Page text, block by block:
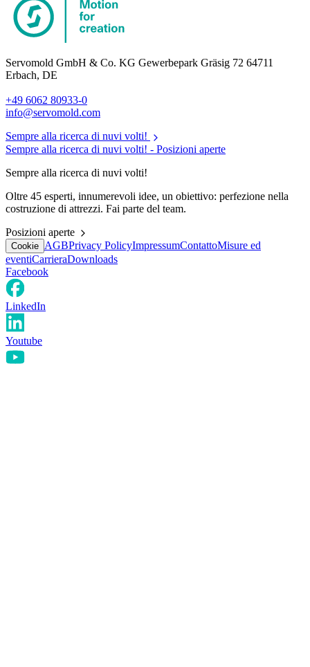
Servomold GmbH & Co. KG Gewerbepark Gräsig 72 64711
Erbach, DE
+49 6062 80933-0
info@servomold.com
Sempre alla ricerca di nuvi volti!
Sempre alla ricerca di nuvi volti! - Posizioni aperte
Sempre alla ricerca di nuvi volti!
Oltre 45 esperti, innumerevoli idee, un obiettivo: perfezione nella
costruzione di attrezzi. Fai parte del team.
Posizioni aperte
Cookie AGBPrivacy PolicyImpressumContattoMisure ed
eventiCarrieraDownloads
Facebook
LinkedIn
Youtube